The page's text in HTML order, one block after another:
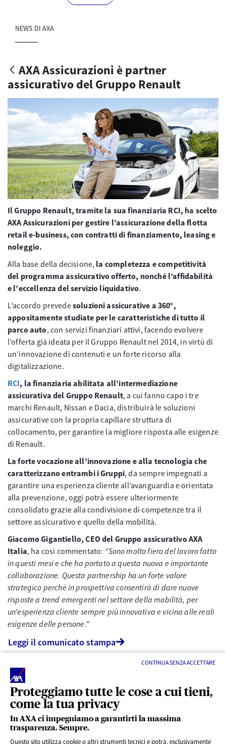
Proteggiamo tutte le cose a cui tieni,
come la tua privacy
In AXA ci impegniamo a garantirti la massima
trasparenza. Sempre.
Questo sito utilizza cookie o altri strumenti tecnici e potrà, esclusivamente
CONTINUA SENZA ACCETTARE
NEWS DI AXA
AXA Assicurazioni è partner
assicurativo del Gruppo Renault
Il Gruppo Renault, tramite la sua finanziaria RCI, ha scelto
AXA Assicurazioni per gestire l’assicurazione della flotta
retail e-business, con contratti di finanziamento, leasing e
noleggio.
Alla base della decisione, la completezza e competitività
del programma assicurativo offerto, nonché l’affidabilità
e l’eccellenza del servizio liquidativo.
L’accordo prevedesoluzioni assicurative a 360°,
appositamente studiate per le caratteristiche di tutto il
parco auto, con servizi finanziari attivi, facendo evolvere
l’offerta già ideata per il Gruppo Renault nel 2014, in virtù di
un’innovazione di contenuti e un forte ricorso alla
digitalizzazione.
RCI, la finanziaria abilitata all’intermediazione
assicurativa del Gruppo Renault, a cui fanno capo i tre
marchi Renault, Nissan e Dacia, distribuirà le soluzioni
assicurative con la propria capillare struttura di
collocamento, per garantire la migliore risposta alle esigenze
di Renault.
La forte vocazione all’innovazione e alla tecnologia che
caratterizzano entrambi i Gruppi, da sempre impegnati a
garantire una esperienza cliente all’avanguardia e orientata
alla prevenzione, oggi potrà essere ulteriormente
consolidato grazie alla condivisione di competenze tra il
settore assicurativo e quello della mobilità.
Giacomo Gigantiello, CEO del Gruppo assicurativo AXA
Italia, ha così commentato: “Sono molto fiero del lavoro fatto
in questi mesi e che ha portato a questa nuova e importante
collaborazione. Questa partnership ha un forte valore
strategico perché in prospettiva consentirà di dare nuove
risposte a trend emergenti nel settore della mobilità, per
un’esperienza cliente sempre più innovativa e vicina alle reali
esigenze delle persone.”
Leggi il comunicato stampa